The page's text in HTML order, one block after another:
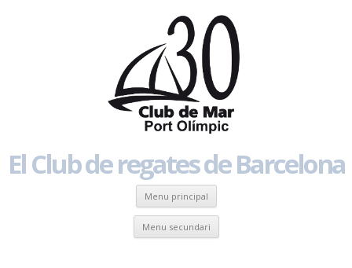
El Club de regates de Barcelona
Menu principal Skip to content
Menu secundari Skip to content